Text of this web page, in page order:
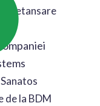
de etansare
de la BDM